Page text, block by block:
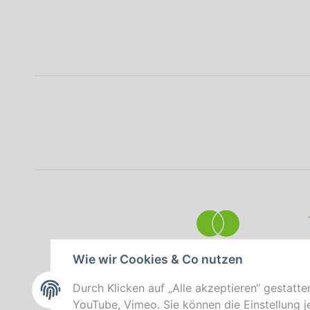
Wie wir Cookies & Co nutzen
Durch Klicken auf „Alle akzeptieren“
YouTube, Vimeo. Sie können die